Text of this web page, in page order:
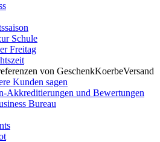
Schule
Freitag
von GeschenkKoerbeVersand
Kunden sagen
Akkreditierungen und Bewertungen
Bureau